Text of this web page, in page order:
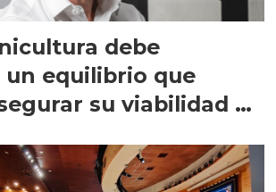
debe
equilibrio que
su viabilidad de